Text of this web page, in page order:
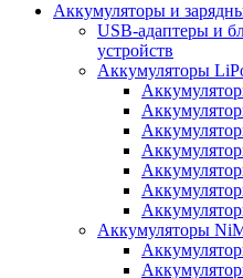
Аккумуляторы и
USB-адаптеры и
устройств
Аккумуляторы
Аккумуляторы